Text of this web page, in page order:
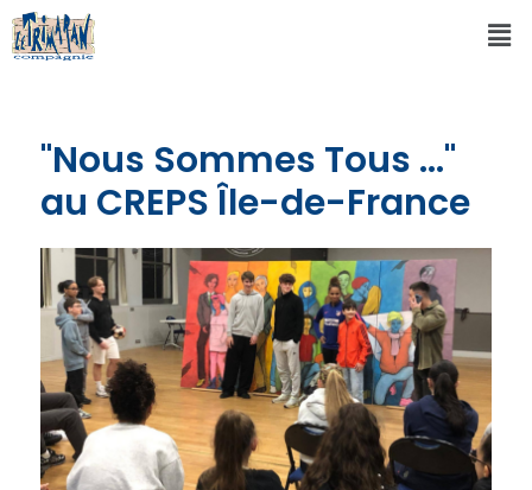
"Nous Sommes Tous ..."
au CREPS Île-de-France